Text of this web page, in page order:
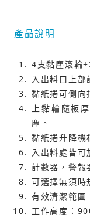
產品說明
4支黏塵滾輪
入出料口上部
黏紙捲可側向
上黏輪隨板
塵。
黏紙捲升降機
入出料處皆可
計數器，警報
可選擇無須
有效清潔範
工作高度：